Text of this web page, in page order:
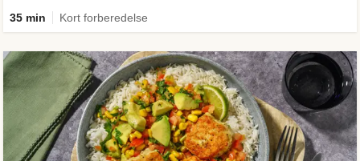
35 min Kort forberedelse